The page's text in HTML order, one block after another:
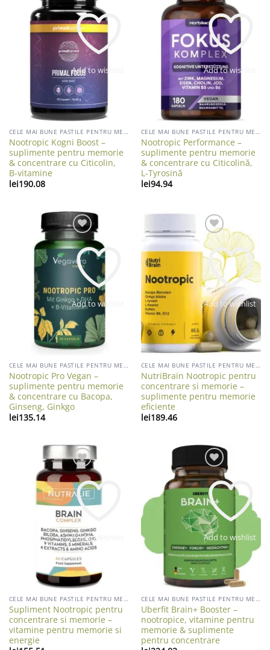
Add to wishlist
CELE MAI BUNE PASTILE PENTRU MEMORIE
Nootropic Kogni Boost –
suplimente pentru memorie
& concentrare cu Citicolin,
B‑vitamine
lei190.08
Add to wishlist
CELE MAI BUNE PASTILE PENTRU MEMORIE
Nootropic Performance –
suplimente pentru memorie
& concentrare cu Citicolină,
L‑Tyrosină
lei94.94
Add to wishlist
CELE MAI BUNE PASTILE PENTRU MEMORIE
Nootropic Pro Vegan –
suplimente pentru memorie
& concentrare cu Bacopa,
Ginseng, Ginkgo
lei135.14
Add to wishlist
CELE MAI BUNE PASTILE PENTRU MEMORIE
NutriBrain Nootropic pentru
concentrare si memorie –
suplimente pentru memorie
eficiente
lei189.46
Add to wishlist
CELE MAI BUNE PASTILE PENTRU MEMORIE
Supliment Nootropic pentru
concentrare si memorie –
vitamine pentru memorie si
energie
Add to wishlist
CELE MAI BUNE PASTILE PENTRU MEMORIE
Uberfit Brain+ Booster –
nootropice, vitamine pentru
memorie & suplimente
pentru concentrare